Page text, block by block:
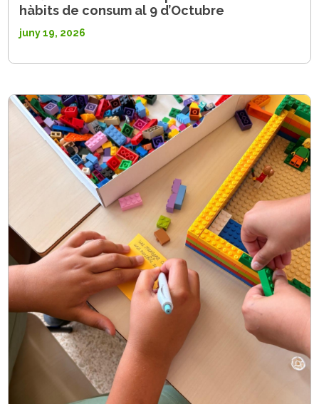
hàbits de consum al 9 d’Octubre
juny 19, 2026